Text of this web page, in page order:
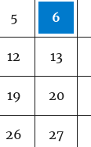
5 6
12 13
19 20
26 27